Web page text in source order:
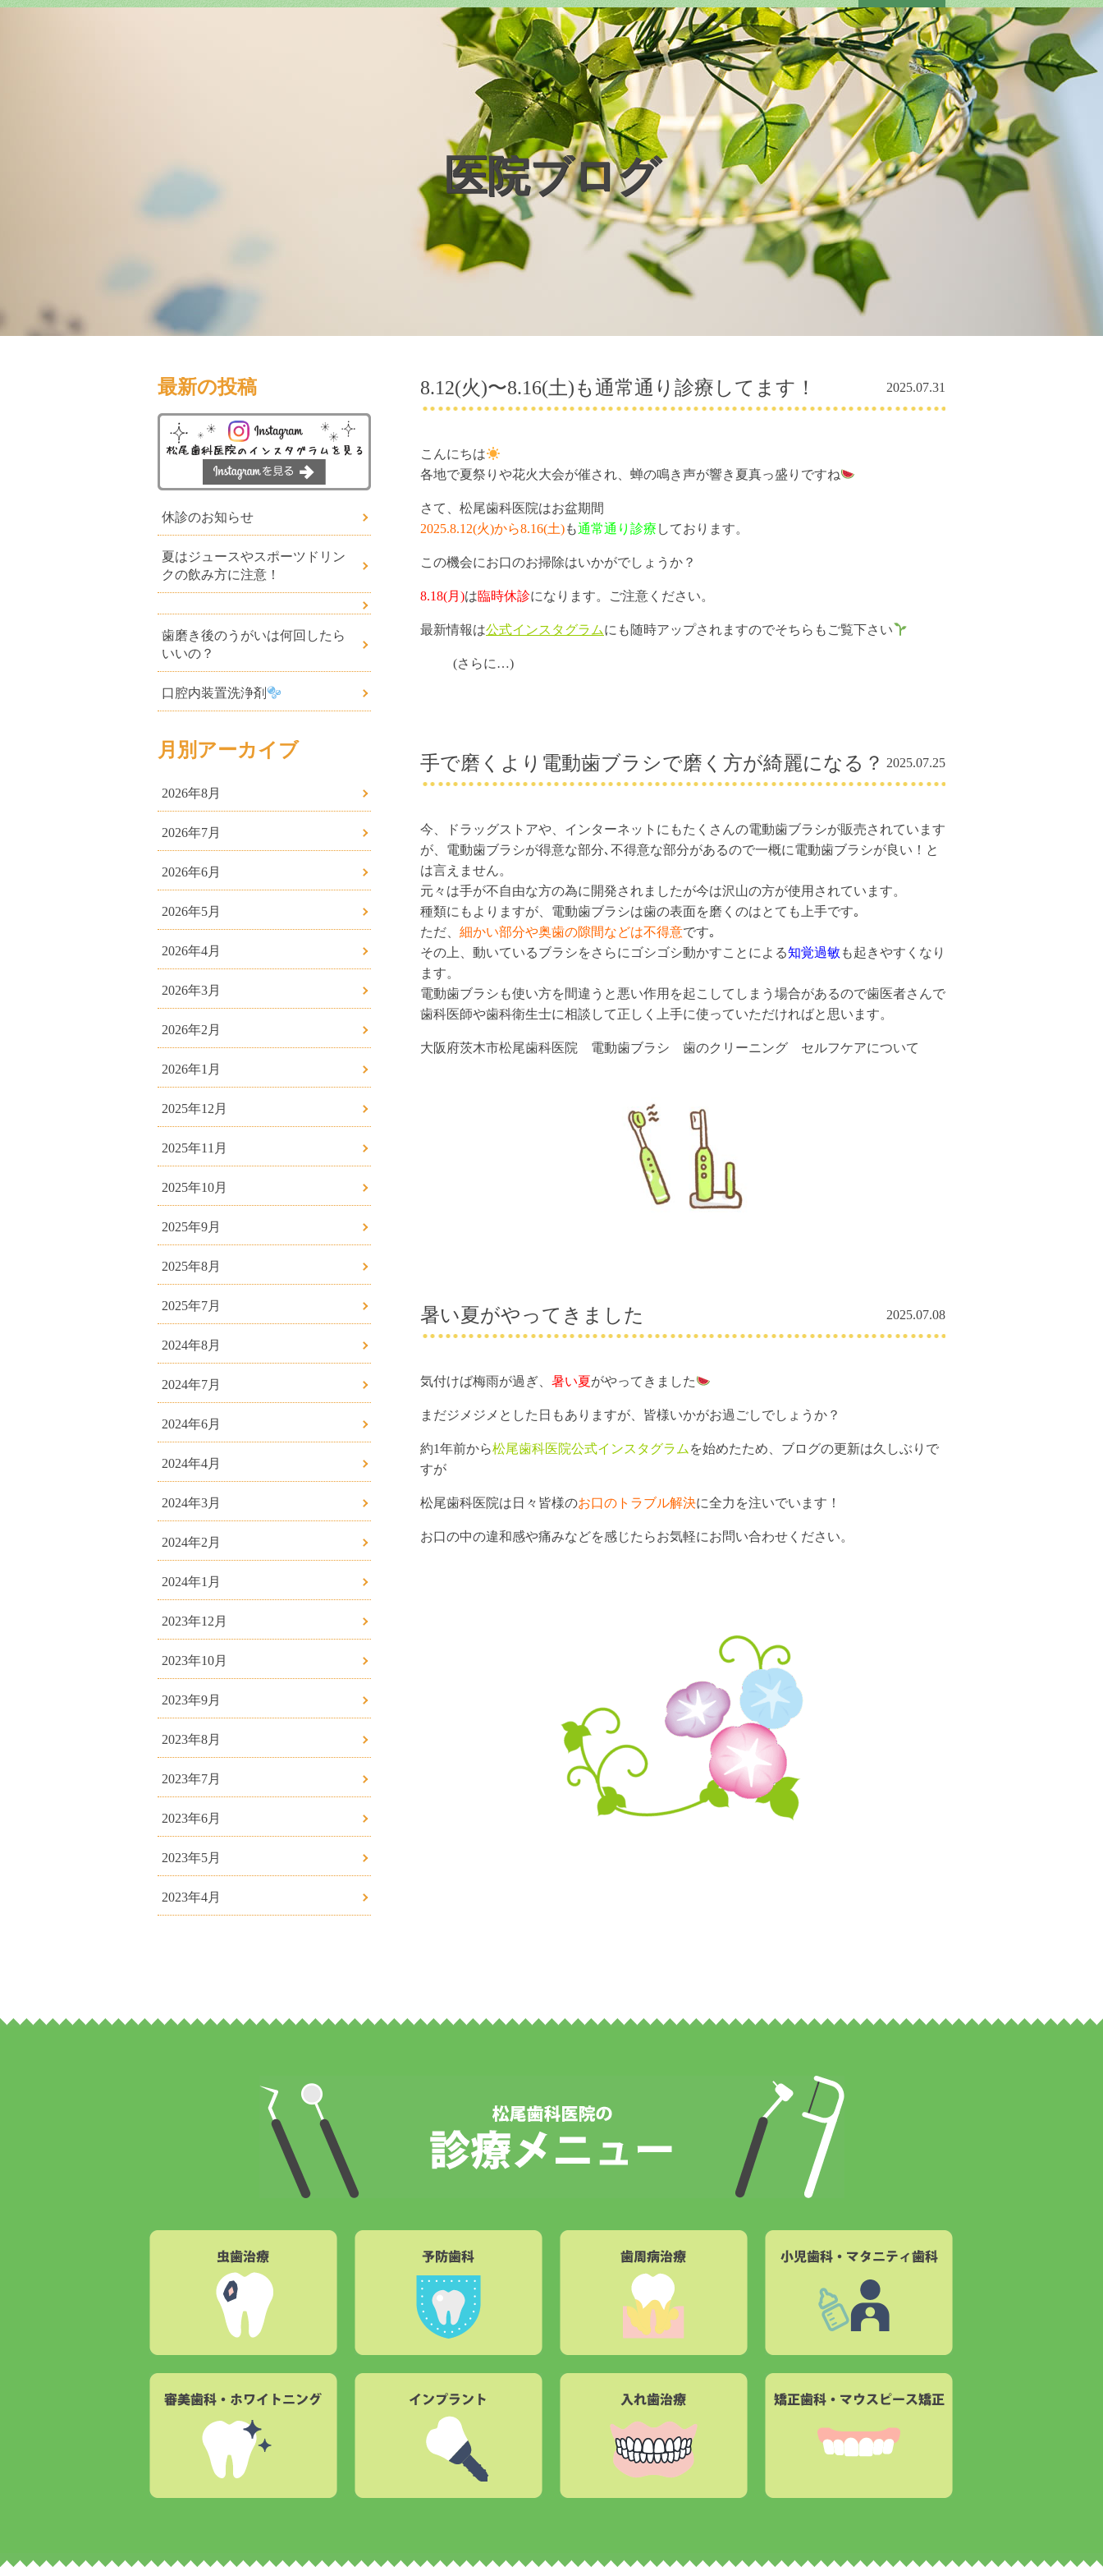
医院ブログ
8.12(火)〜8.16(土)も通常通り診療してます！ 2025.07.31
こんにちは
各地で夏祭りや花火大会が催され、蝉の鳴き声が響き夏真っ盛りですね
さて、松尾歯科医院はお盆期間
2025.8.12(火)から8.16(土)も通常通り診療 しております。
この機会にお口のお掃除はいかがでしょうか？
8.18(月)は臨時休診になります。ご注意ください。
最新情報は公式インスタグラムにも随時アップされますのでそちらもご覧下さい
(さらに…)
手で磨くより電動歯ブラシで磨く方が綺麗になる？ 2025.07.25
今、ドラッグストアや、インターネットにもたくさんの電動歯ブラシが販売されています
が、電動歯ブラシが得意な部分､不得意な部分があるので一概に電動歯ブラシが良い！と
は言えません。
元々は手が不自由な方の為に開発されましたが今は沢山の方が使用されています。
種類にもよりますが、電動歯ブラシは歯の表面を磨くのはとても上手です｡
ただ、 細かい部分や奥歯の隙間などは不得意です｡
その上、動いているブラシをさらにゴシゴシ動かすことによる知覚過敏 も起きやすくなり
ます。
電動歯ブラシも使い方を間違うと悪い作用を起こしてしまう場合があるので歯医者さんで
歯科医師や歯科衛生士に相談して正しく上手に使っていただければと思います。
大阪府茨木市松尾歯科医院 電動歯ブラシ 歯のクリーニング セルフケアについて
暑い夏がやってきました 2025.07.08
気付けば梅雨が過ぎ、 暑い夏がやってきました
まだジメジメとした日もありますが、皆様いかがお過ごしでしょうか？
約1年前から松尾歯科医院公式インスタグラム を始めたため、ブログの更新は久しぶりで
すが
松尾歯科医院は日々皆様のお口のトラブル解決に全力を注いでいます！
お口の中の違和感や痛みなどを感じたらお気軽にお問い合わせください。
最新の投稿
休診のお知らせ
夏はジュースやスポーツドリン
クの飲み方に注意！
歯磨き後のうがいは何回したら
いいの？
口腔内装置洗浄剤
月別アーカイブ
2026年8月
2026年7月
2026年6月
2026年5月
2026年4月
2026年3月
2026年2月
2026年1月
2025年12月
2025年11月
2025年10月
2025年9月
2025年8月
2025年7月
2024年8月
2024年7月
2024年6月
2024年4月
2024年3月
2024年2月
2024年1月
2023年12月
2023年10月
2023年9月
2023年8月
2023年7月
2023年6月
2023年5月
2023年4月